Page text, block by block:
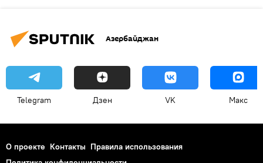
Азербайджан
Telegram Дзен VK Макс
О проекте Контакты Правила использования